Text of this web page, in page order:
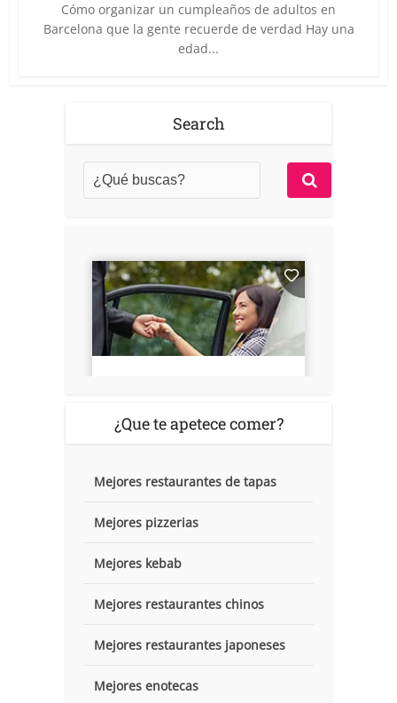
Cómo organizar un cumpleaños de adultos en
Barcelona que la gente recuerde de verdad Hay una
edad...
Search
¿Que te apetece comer?
Mejores restaurantes de tapas
Mejores pizzerias
Mejores kebab
Mejores restaurantes chinos
Mejores restaurantes japoneses
Mejores enotecas